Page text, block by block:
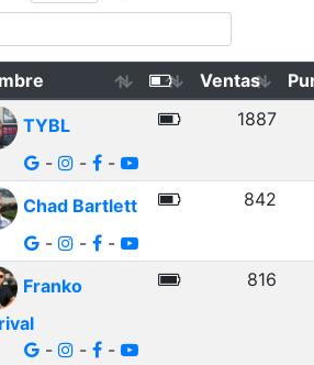
Ventas
TYBL
-
- -
1887
Chad Bartlett
-
- -
842
Franko
-
- -
816